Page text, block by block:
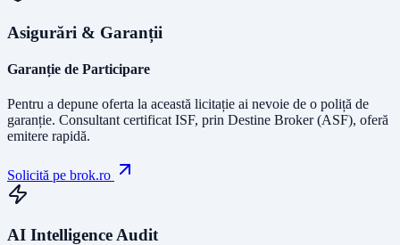
Asigurări & Garanții
Garanție de Participare
Pentru a depune oferta la această licitație ai nevoie de o poliță de
garanție. Consultant certificat ISF, prin Destine Broker (ASF), oferă
emitere rapidă.
Solicită pe brok.ro
AI Intelligence Audit